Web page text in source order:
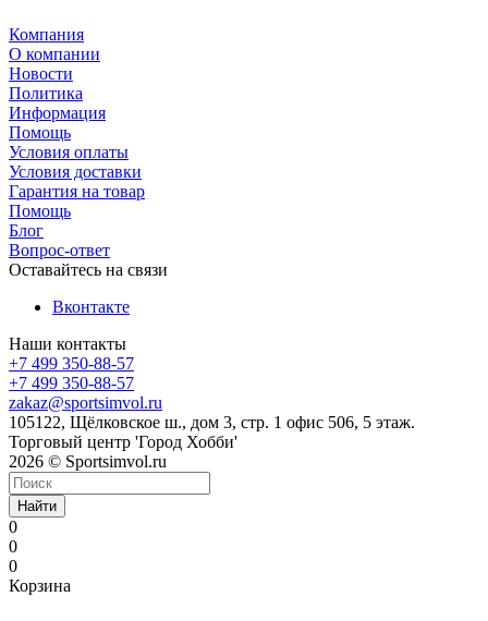
Компания
О компании
Новости
Политика
Информация
Помощь
Условия оплаты
Условия доставки
Гарантия на товар
Помощь
Блог
Вопрос-ответ
Оставайтесь на связи
Вконтакте
Наши контакты
+7 499 350-88-57
+7 499 350-88-57
zakaz@sportsimvol.ru
105122, Щёлковское ш., дом 3, стр. 1 офис 506, 5 этаж.
Торговый центр 'Город Хобби'
2026 © Sportsimvol.ru
Найти
0
0
0
Корзина